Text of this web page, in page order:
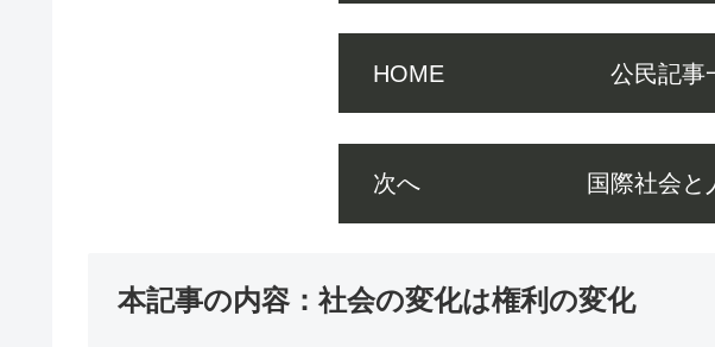
HOME 公民記事
次へ 国際社会と
本記事の内容：社会の変化は権利の変化